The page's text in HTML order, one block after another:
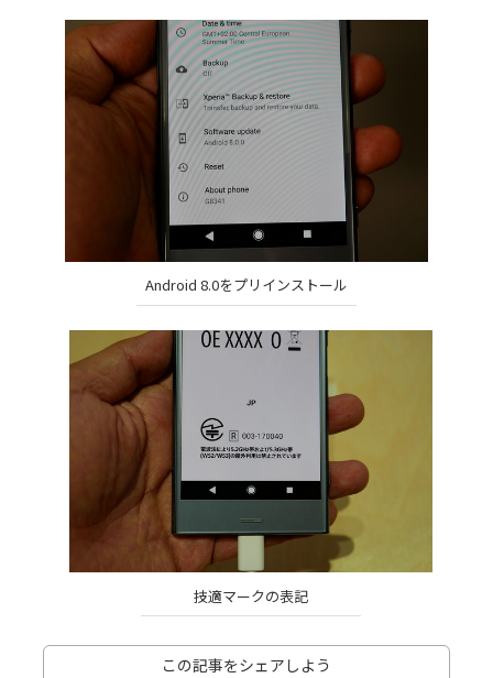
Android 8.0をプリインストール
技適マークの表記
この記事をシェアしよう